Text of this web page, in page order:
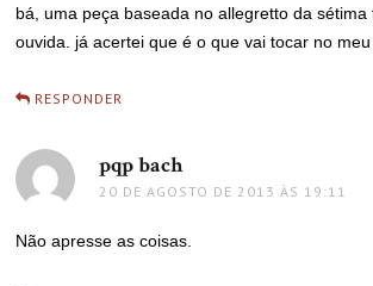
bá, uma peça baseada no allegretto da sétima
ouvida. já acertei que é o que vai tocar no meu
RESPONDER
pqp bachdisse:
20 DE AGOSTO DE 2013 ÀS 19:11
Não apresse as coisas.